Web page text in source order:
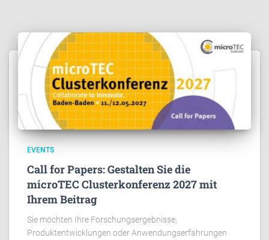
EVENTS
Call for Papers: Gestalten Sie die
microTEC Clusterkonferenz 2027 mit
Ihrem Beitrag
Sie möchten Ihre Forschungsergebnisse,
Produktentwicklungen oder Anwendungserfahrungen